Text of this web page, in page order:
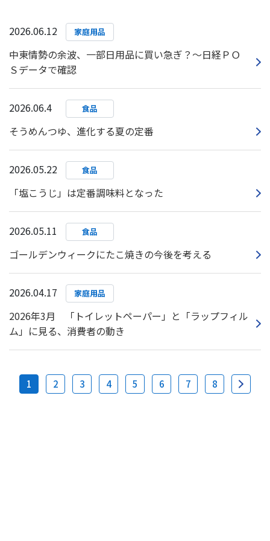
2026.06.12 家庭用品
中東情勢の余波、一部日用品に買い急ぎ？～日経ＰＯ
Ｓデータで確認
2026.06.4 食品
そうめんつゆ、進化する夏の定番
2026.05.22 食品
「塩こうじ」は定番調味料となった
2026.05.11 食品
ゴールデンウィークにたこ焼きの今後を考える
2026.04.17 家庭用品
2026年3月 「トイレットペーパー」と「ラップフィル
ム」に見る、消費者の動き
1 2 3 4 5 6 7 8